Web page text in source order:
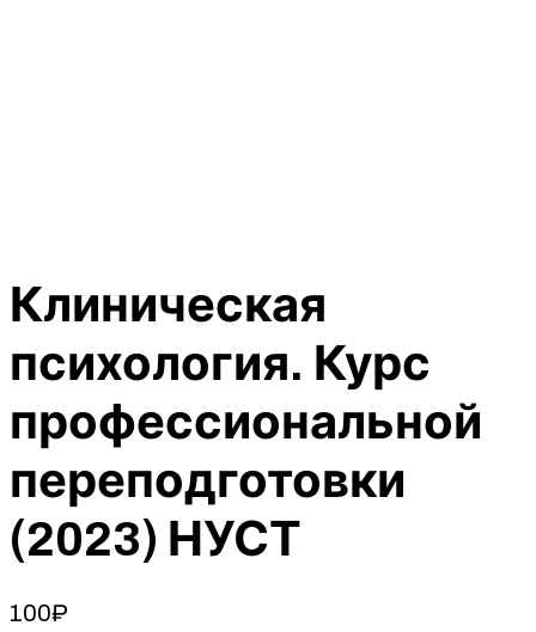
Клиническая
психология. Курс
профессиональной
переподготовки
(2023) НУСТ
100₽